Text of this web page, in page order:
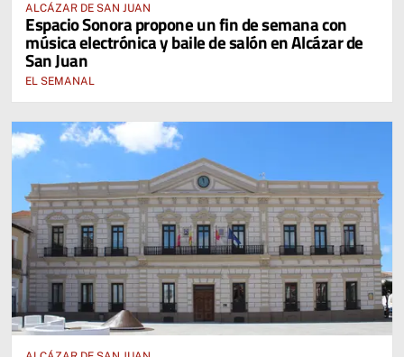
ALCÁZAR DE SAN JUAN
Espacio Sonora propone un fin de semana con
música electrónica y baile de salón en Alcázar de
San Juan
EL SEMANAL